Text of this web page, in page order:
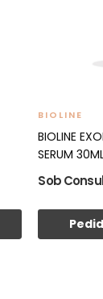
BIOLINE
BIOLINE
SERUM
Sob